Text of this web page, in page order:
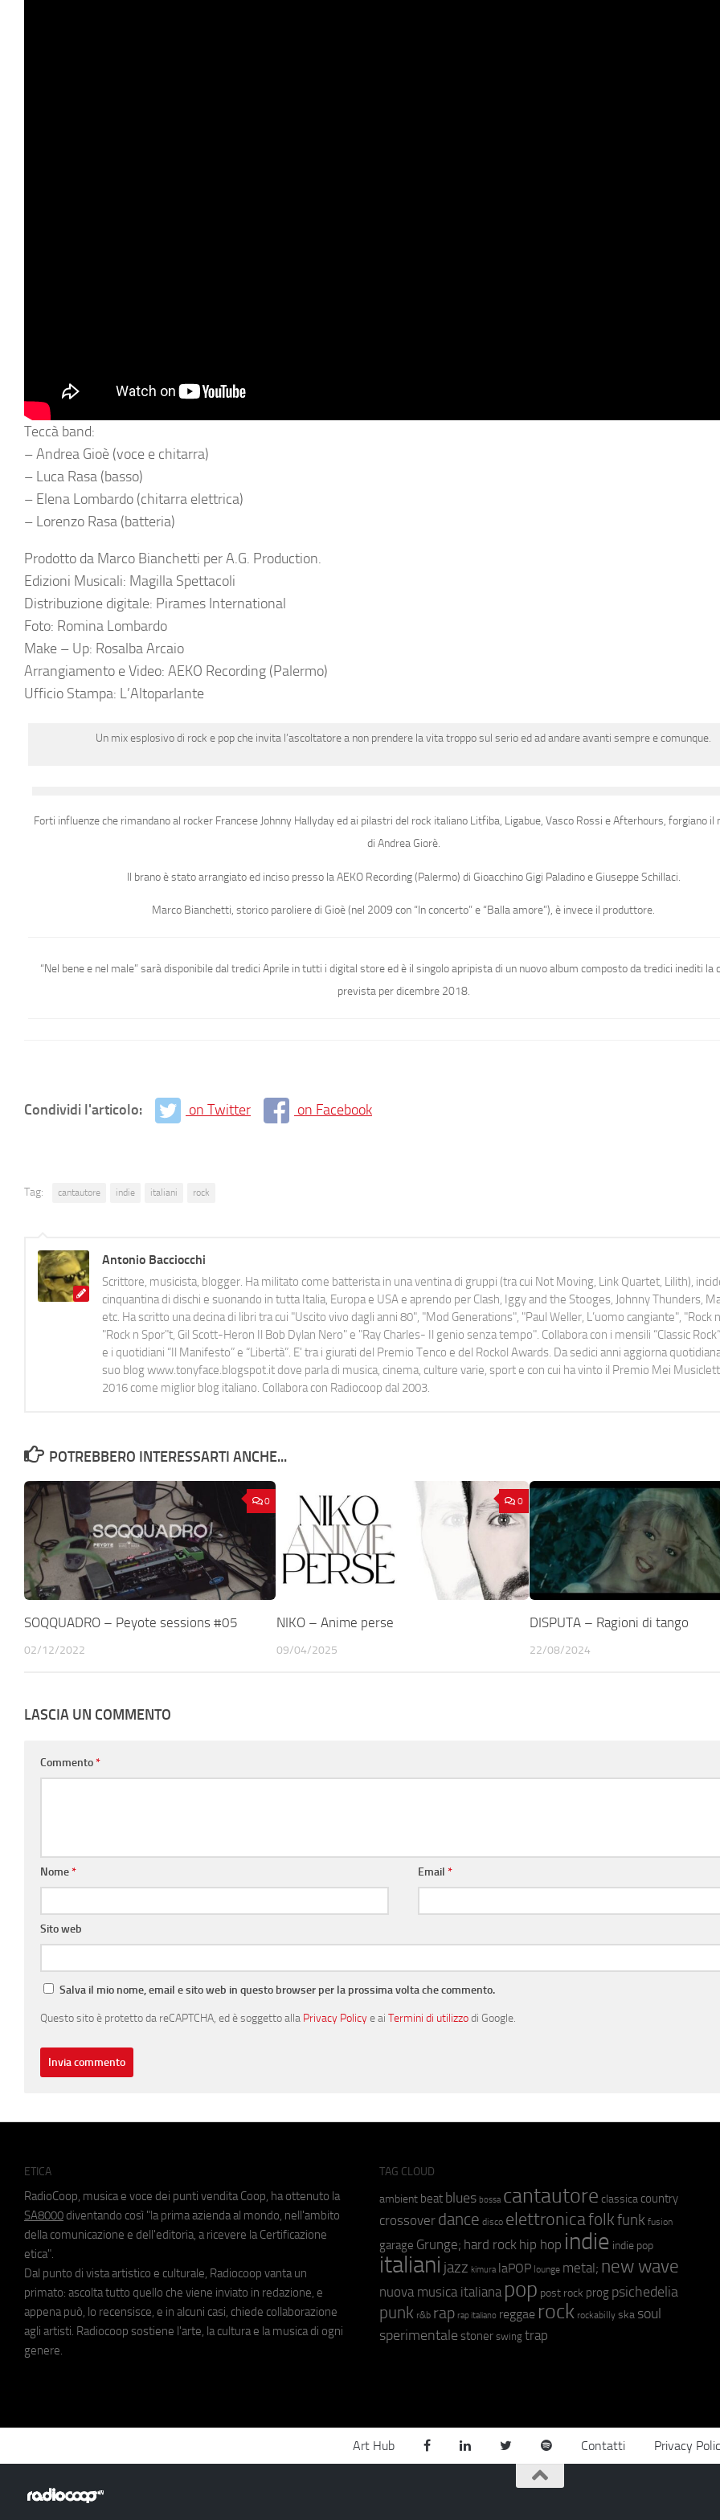
Teccà band:
– Andrea Gioè (voce e chitarra)
– Luca Rasa (basso)
– Elena Lombardo (chitarra elettrica)
– Lorenzo Rasa (batteria)
Prodotto da Marco Bianchetti per A.G. Production.
Edizioni Musicali: Magilla Spettacoli
Distribuzione digitale: Pirames International
Foto: Romina Lombardo
Make – Up: Rosalba Arcaio
Arrangiamento e Video: AEKO Recording (Palermo)
Ufficio Stampa: L’Altoparlante
Un mix esplosivo di rock e pop che invita l’ascoltatore a non prendere la vita troppo sul serio ed ad andare avanti sempre e comunque.
Forti influenze che rimandano al rocker Francese Johnny Hallyday ed ai pilastri del rock italiano Litfiba, Ligabue, Vasco Rossi e Afterhours, forgiano il
di Andrea Giorè.
Il brano è stato arrangiato ed inciso presso la AEKO Recording (Palermo) di Gioacchino Gigi Paladino e Giuseppe Schillaci.
Marco Bianchetti, storico paroliere di Gioè (nel 2009 con “In concerto” e “Balla amore”), è invece il produttore.
“Nel bene e nel male” sarà disponibile dal tredici Aprile in tutti i digital store ed è il singolo apripista di un nuovo album composto da tredici inediti la
prevista per dicembre 2018.
Condividi l'articolo: on Twitter on Facebook
Tag: cantautore indie italiani rock
Antonio Bacciocchi
Scrittore, musicista, blogger. Ha militato come batterista in una ventina di gruppi (tra cui Not Moving, Link Quartet, Lilith),
cinquantina di dischi e suonando in tutta Italia, Europa e USA e aprendo per Clash, Iggy and the Stooges, Johnny Thunders,
etc. Ha scritto una decina di libri tra cui "Uscito vivo dagli anni 80", "Mod Generations", "Paul Weller, L’uomo cangiante", "Rock
"Rock n Spor"t, Gil Scott-Heron Il Bob Dylan Nero" e "Ray Charles- Il genio senza tempo". Collabora con i mensili “Classic
e i quotidiani “Il Manifesto” e “Libertà”. E' tra i giurati del Premio Tenco e del Rockol Awards. Da sedici anni aggiorna
suo blog www.tonyface.blogspot.it dove parla di musica, cinema, culture varie, sport e con cui ha vinto il Premio Mei
2016 come miglior blog italiano. Collabora con Radiocoop dal 2003.
POTREBBERO INTERESSARTI ANCHE...
0
SOQQUADRO – Peyote sessions #05
02/12/2022
0
NIKO – Anime perse
09/04/2025
DISPUTA – Ragioni di tango
22/08/2024
LASCIA UN COMMENTO
Commento*
Nome* Email*
Sito web
Salva il mio nome, email e sito web in questo browser per la prossima volta che commento.
Questo sito è protetto da reCAPTCHA, ed è soggetto alla Privacy Policye ai Termini di utilizzodi Google.
ETICA
RadioCoop, musica e voce dei punti vendita Coop, ha ottenuto la
SA8000 diventando così "la prima azienda al mondo, nell'ambito
della comunicazione e dell'editoria, a ricevere la Certificazione
etica".
Dal punto di vista artistico e culturale, Radiocoop vanta un
primato: ascolta tutto quello che viene inviato in redazione, e
appena può, lo recensisce, e in alcuni casi, chiede collaborazione
agli artisti. Radiocoop sostiene l'arte, la cultura e la musica di ogni
genere.
TAG CLOUD
ambient beat blues bossa cantautore classica country
crossover dance disco elettronicafolkfunk fusion
garage Grunge; hard rock hip hop indie indie pop
italiani jazz kimura laPOP lounge metal; new wave
nuova musica italiana pop post rock prog psichedelia
punk r&b rap rap italiano reggae rock rockabilly ska soul
sperimentale stoner swing trap
Art Hub Contatti Privacy